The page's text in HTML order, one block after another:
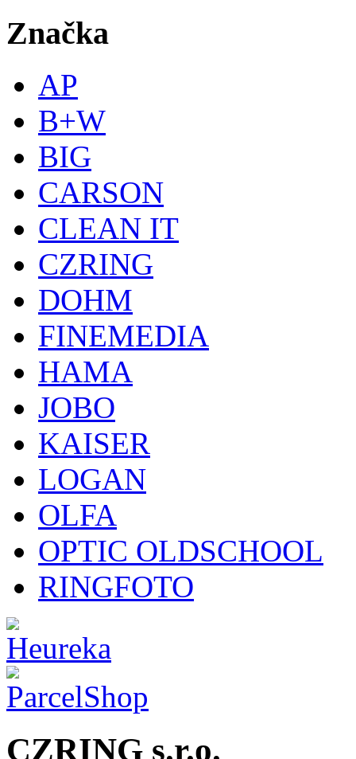
Značka
AP
B+W
BIG
CARSON
CLEAN IT
CZRING
DOHM
FINEMEDIA
HAMA
JOBO
KAISER
LOGAN
OLFA
OPTIC OLDSCHOOL
RINGFOTO
CZRING s.r.o.